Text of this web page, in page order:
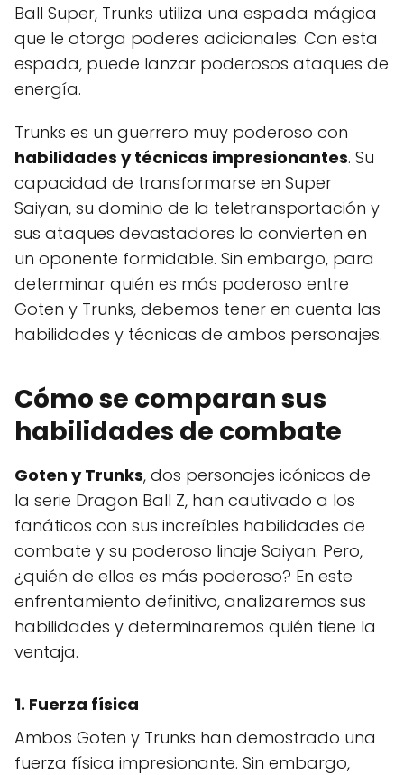
Ball Super, Trunks utiliza una espada mágica
que le otorga poderes adicionales. Con esta
espada, puede lanzar poderosos ataques de
energía.
Trunks es un guerrero muy poderoso con
habilidades y técnicas impresionantes. Su
capacidad de transformarse en Super
Saiyan, su dominio de la teletransportación y
sus ataques devastadores lo convierten en
un oponente formidable. Sin embargo, para
determinar quién es más poderoso entre
Goten y Trunks, debemos tener en cuenta las
habilidades y técnicas de ambos personajes.
Cómo se comparan sus
habilidades de combate
Goten y Trunks, dos personajes icónicos de
la serie Dragon Ball Z, han cautivado a los
fanáticos con sus increíbles habilidades de
combate y su poderoso linaje Saiyan. Pero,
¿quién de ellos es más poderoso? En este
enfrentamiento definitivo, analizaremos sus
habilidades y determinaremos quién tiene la
ventaja.
1. Fuerza física
Ambos Goten y Trunks han demostrado una
fuerza física impresionante. Sin embargo,